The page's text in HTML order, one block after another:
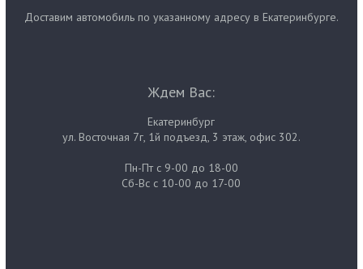
Доставим автомобиль по указанному адресу в Екатеринбурге.
Ждем Вас:
Екатеринбург
ул. Восточная 7г, 1й подъезд, 3 этаж, офис 302.
Пн-Пт с 9-00 до 18-00
Сб-Вс с 10-00 до 17-00